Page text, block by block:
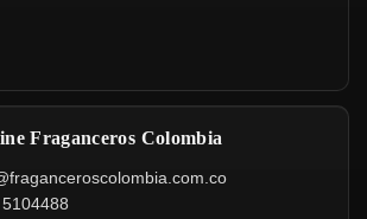
Fraganceros Colombia